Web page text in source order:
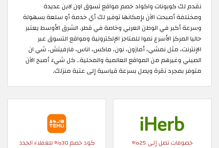
نقدم لك كوبونات واكواد خصم مواقع تسوق اون لاين عديدة
ومختلفة أصبحت الآن بإمكانها توفير لك أي خدمة أو سلعة بسهولة
وسرعة أكبر في الوطن العربي وخاصة في قطر. الشرق الأوسط يعتبر
حاليا المركز الأسرع نموا للمتاجر الإلكترونية ومواقع التسوق عبر
الإنترنت، مثل نمشي، أمازون، نون، ماكس، اناس، فارفيتش، شي ان
الصيني وغيرهم من المواقع العالمية والمحلية.. كل شيء أصبح الآن
متوفر بمجرد نقرة ويصل بسرعة قياسية إلى عتبة منزلك.
خصومات تصل إلى 25% كود خصم 30% للعملاء الجدد